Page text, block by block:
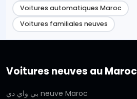
Voitures automatiques Maroc
Voitures familiales neuves
Voitures neuves au Maroc
بي واي دي neuve Maroc